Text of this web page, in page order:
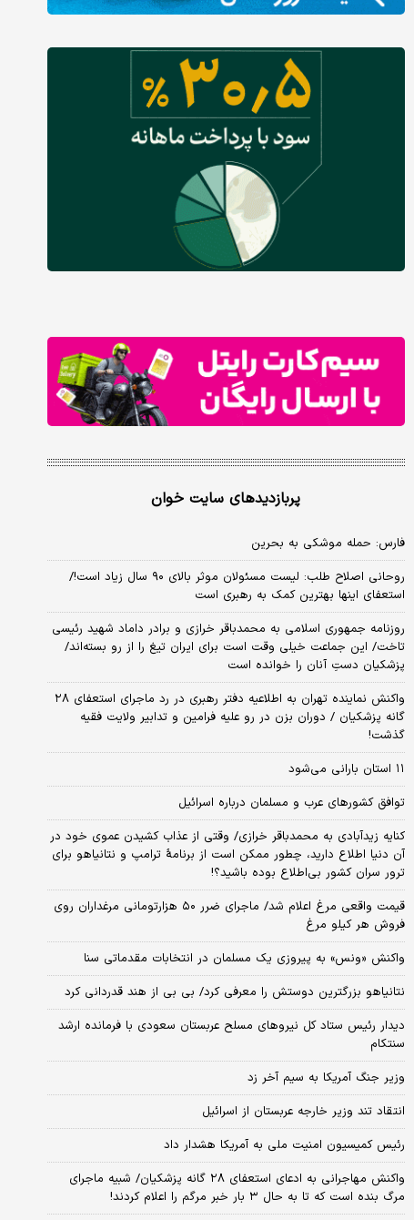
پربازدیدهای سایت خوان
فارس: حمله موشکی به بحرین
روحانی اصلاح طلب: ‌لیست مسئولان موثر بالای ۹۰ سال زیاد است!/
استعفای اینها بهترین کمک به رهبری است
روزنامه جمهوری اسلامی به محمدباقر خرازی و برادر داماد شهید رئیسی
تاخت/ این جماعت خیلی وقت است برای ایران تیغ را از رو بسته‌اند/
پزشکیان دستِ آنان را خوانده است
واکنش نماینده تهران به اطلاعیه دفتر رهبری در رد ماجرای استعفای ۲۸
گانه پزشکیان / دوران بزن در رو علیه فرامین و تدابیر ولایت فقیه
گذشت!
۱۱ استان بارانی می‌شود
توافق کشورهای عرب و مسلمان درباره اسرائیل
کنایه زیدآبادی به محمدباقر خرازی/ وقتی از عذاب کشیدن عموی خود در
آن دنیا اطلاع دارید، چطور ممکن است از برنامهٔ ترامپ و نتانیاهو برای
ترور سران کشور بی‌اطلاع بوده باشید؟!
قیمت واقعی مرغ اعلام شد/ ماجرای ضرر ۵۰ هزارتومانی مرغداران روی
فروش هر کیلو مرغ
واکنش «ونس» به پیروزی یک مسلمان در انتخابات مقدماتی سنا
نتانیاهو بزرگترین دوستش را معرفی کرد/ بی بی از هند قدردانی کرد
دیدار رئیس ستاد کل نیروهای مسلح عربستان سعودی با فرمانده ارشد
سنتکام
وزیر جنگ آمریکا به سیم آخر زد
انتقاد تند وزیر خارجه عربستان از اسرائیل
رئیس کمیسیون امنیت ملی به آمریکا هشدار داد
واکنش مهاجرانی به ادعای استعفای ۲۸ گانه پزشکیان/ شبیه ماجرای
مرگ بنده است که تا به حال ۳ بار خبر مرگم را اعلام کردند!